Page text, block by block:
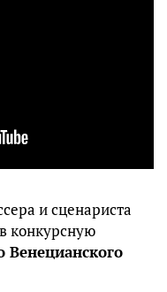
и сценариста
конкурсную
Венецианского